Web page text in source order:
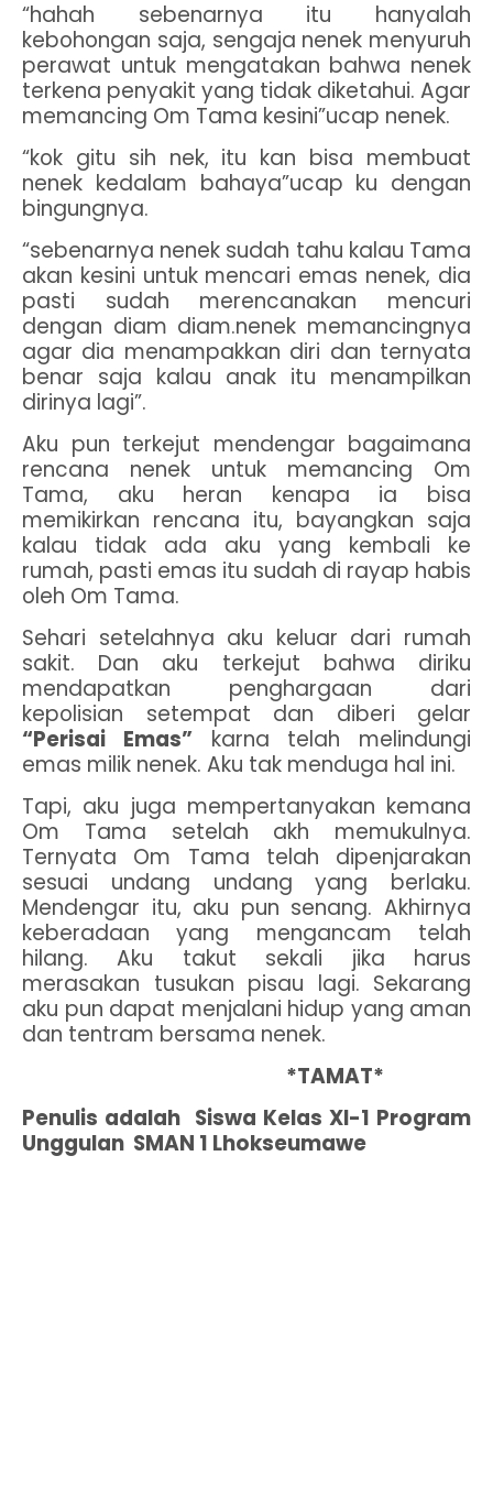
“hahah sebenarnya itu hanyalah
kebohongan saja, sengaja nenek menyuruh
perawat untuk mengatakan bahwa nenek
terkena penyakit yang tidak diketahui. Agar
memancing Om Tama kesini”ucap nenek.
“kok gitu sih nek, itu kan bisa membuat
nenek kedalam bahaya”ucap ku dengan
bingungnya.
“sebenarnya nenek sudah tahu kalau Tama
akan kesini untuk mencari emas nenek, dia
pasti sudah merencanakan mencuri
dengan diam diam.nenek memancingnya
agar dia menampakkan diri dan ternyata
benar saja kalau anak itu menampilkan
dirinya lagi”.
Aku pun terkejut mendengar bagaimana
rencana nenek untuk memancing Om
Tama, aku heran kenapa ia bisa
memikirkan rencana itu, bayangkan saja
kalau tidak ada aku yang kembali ke
rumah, pasti emas itu sudah di rayap habis
oleh Om Tama.
Sehari setelahnya aku keluar dari rumah
sakit. Dan aku terkejut bahwa diriku
mendapatkan penghargaan dari
kepolisian setempat dan diberi gelar
“Perisai Emas”karna telah melindungi
emas milik nenek. Aku tak menduga hal ini.
Tapi, aku juga mempertanyakan kemana
Om Tama setelah akh memukulnya.
Ternyata Om Tama telah dipenjarakan
sesuai undang undang yang berlaku.
Mendengar itu, aku pun senang. Akhirnya
keberadaan yang mengancam telah
hilang. Aku takut sekali jika harus
merasakan tusukan pisau lagi. Sekarang
aku pun dapat menjalani hidup yang aman
dan tentram bersama nenek.
*TAMAT*
Penulis adalah Siswa Kelas XI-1 Program
Unggulan SMAN 1 Lhokseumawe